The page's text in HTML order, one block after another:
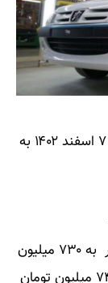
آخرین قیمت انواع خودرو پژوپارس برای امروز ۷ اسفند ۱۴۰۲ به
بر این اساس قیمت پژوپارس LX صفر، در بازار به ۷۳۰ میلیون
تومان رسیدو امروز با افزایش ۱۰ میلیونی به ۷۴۰ میلیون تومان